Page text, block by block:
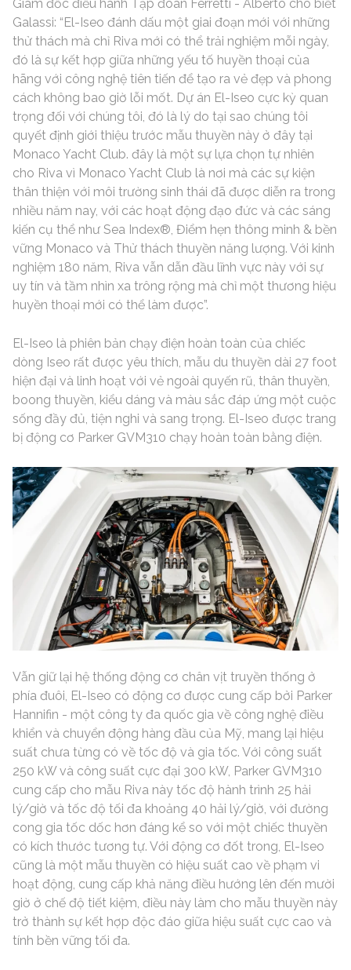
Giám đốc điều hành Tập đoàn Ferretti - Alberto cho biết
Galassi: “El-Iseo đánh dấu một giai đoạn mới với những
thử thách mà chỉ Riva mới có thể trải nghiệm mỗi ngày,
đó là sự kết hợp giữa những yếu tố huyền thoại của
hãng với công nghệ tiên tiến để tạo ra vẻ đẹp và phong
cách không bao giờ lỗi mốt. Dự án El-Iseo cực kỳ quan
trọng đối với chúng tôi, đó là lý do tại sao chúng tôi
quyết định giới thiệu trước mẫu thuyền này ở đây tại
Monaco Yacht Club. đây là một sự lựa chọn tự nhiên
cho Riva vì Monaco Yacht Club là nơi mà các sự kiện
thân thiện với môi trường sinh thái đã được diễn ra trong
nhiều năm nay, với các hoạt động đạo đức và các sáng
kiến ​​cụ thể như Sea Index®, Điểm hẹn thông minh & bền
vững Monaco và Thử thách thuyền năng lượng. Với kinh
nghiệm 180 năm, Riva vẫn dẫn đầu lĩnh vực này với sự
uy tín và tầm nhìn xa trông rộng mà chỉ một thương hiệu
huyền thoại mới có thể làm được”.
El-Iseo là phiên bản chạy điện hoàn toàn của chiếc
dòng Iseo rất được yêu thích, mẫu du thuyền dài 27 foot
hiện đại và linh hoạt với vẻ ngoài quyến rũ, thân thuyền,
boong thuyền, kiểu dáng và màu sắc đáp ứng một cuộc
sống đầy đủ, tiện nghi và sang trọng. El-Iseo được trang
bị động cơ Parker GVM310 chạy hoàn toàn bằng điện.
Vẫn giữ lại hệ thống động cơ chân vịt truyền thống ở
phía đuôi, El-Iseo có động cơ được cung cấp bởi Parker
Hannifin - một công ty đa quốc gia về công nghệ điều
khiển và chuyển động hàng đầu của Mỹ, mang lại hiệu
suất chưa từng có về tốc độ và gia tốc. Với công suất
250 kW và công suất cực đại 300 kW, Parker GVM310
cung cấp cho mẫu Riva này tốc độ hành trình 25 hải
lý/giờ và tốc độ tối đa khoảng 40 hải lý/giờ, với đường
cong gia tốc dốc hơn đáng kể so với một chiếc thuyền
có kích thước tương tự. Với động cơ đốt trong, El-Iseo
cũng là một mẫu thuyền có hiệu suất cao về phạm vi
hoạt động, cung cấp khả năng điều hướng lên đến mười
giờ ở chế độ tiết kiệm, điều này làm cho mẫu thuyền này
trở thành sự kết hợp độc đáo giữa hiệu suất cực cao và
tính bền vững tối đa.